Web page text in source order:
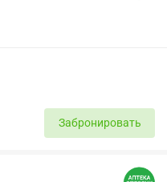
Забронировать